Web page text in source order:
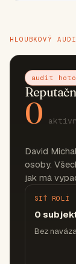
HLOUBKOVÝ
audit
0
David
osoby.
jak má
SÍŤ ROLÍ
0
Bez